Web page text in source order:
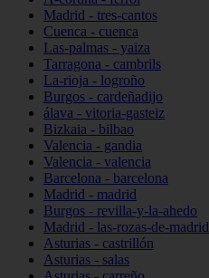
Madrid - tres-cantos
Cuenca - cuenca
Las-palmas - yaiza
Tarragona - cambrils
La-rioja - logroño
Burgos - cardeñadijo
álava - vitoria-gasteiz
Bizkaia - bilbao
Valencia - gandia
Valencia - valencia
Barcelona - barcelona
Madrid - madrid
Burgos - revilla-y-la-ahedo
Madrid - las-rozas-de-madrid
Asturias - castrillón
Asturias - salas